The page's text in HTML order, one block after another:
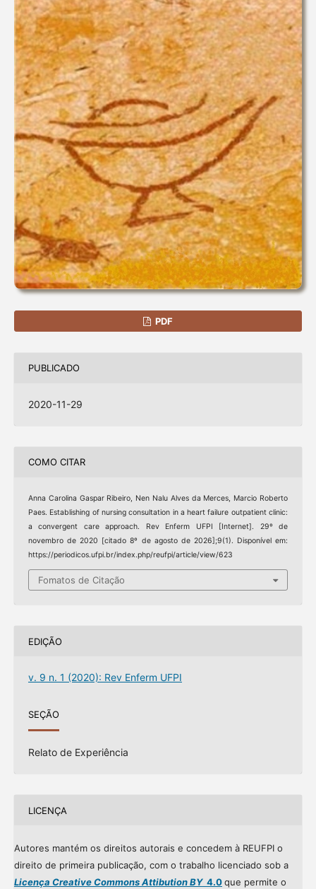
PDF
PUBLICADO
2020-11-29
COMO CITAR
Anna Carolina Gaspar Ribeiro, Nen Nalu Alves da Merces, Marcio Roberto
Paes. Establishing of nursing consultation in a heart failure outpatient clinic:
a convergent care approach. Rev Enferm UFPI [Internet]. 29º de
novembro de 2020 [citado 8º de agosto de 2026];9(1). Disponível em:
https://periodicos.ufpi.br/index.php/reufpi/article/view/623
Fomatos de Citação
EDIÇÃO
v. 9 n. 1 (2020): Rev Enferm UFPI
SEÇÃO
Relato de Experiência
LICENÇA
Autores mantém os direitos autorais e concedem à REUFPI o
direito de primeira publicação, com o trabalho licenciado sob a
Licença Creative Commons Attibution BY4.0que permite o